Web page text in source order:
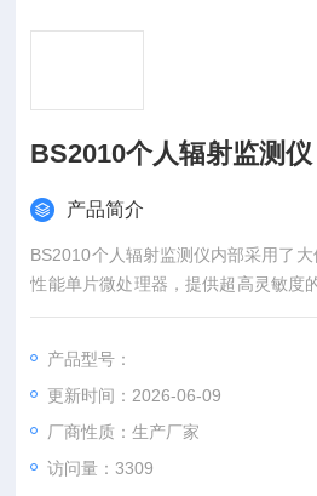
BS2010个人辐射监测仪
产品简介
BS2010个人辐射监测仪内部采用了
性能单片微处理器，提供超高灵敏度
功能。具有声音、发光和震动三重报
产品型号：
更新时间：2026-06-09
厂商性质：生产厂家
访问量：3309